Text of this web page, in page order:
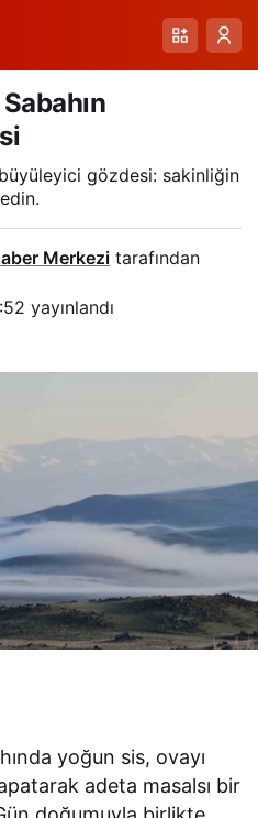
gözdesi: sakinliğin
Merkezi tarafından
yayınlandı
yoğun sis, ovayı
adeta masalsı bir
Paylaş